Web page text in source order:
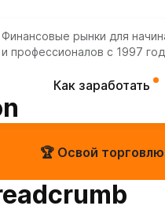
Финансовые рынки для
и профессионалов с 1997
Как заработать
🏆 Освой